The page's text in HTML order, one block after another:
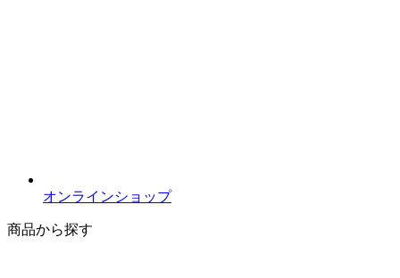
オンラインショップ
商品から探す